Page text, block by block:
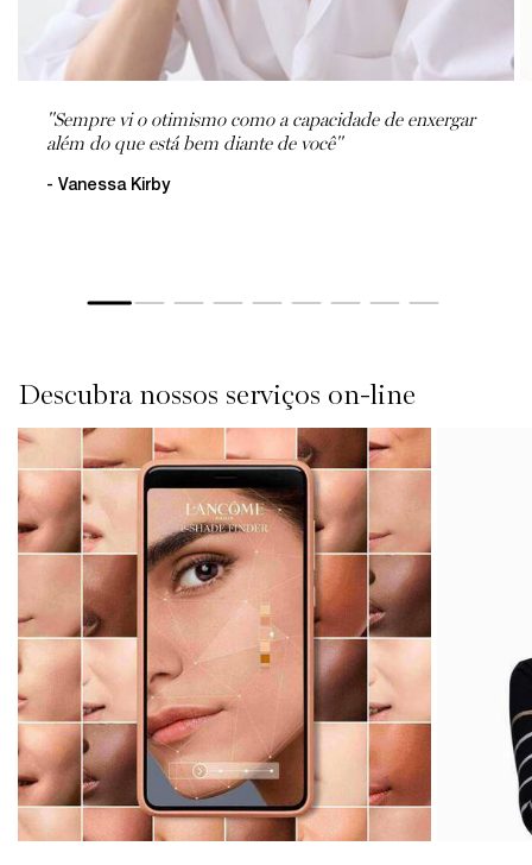
"Sempre vi o otimismo como a capacidade de enxergar
além do que está bem diante de você"
- Vanessa Kirby
Descubra nossos serviços on-line